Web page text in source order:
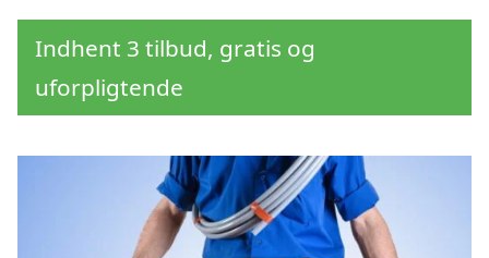
Indhent 3 tilbud, gratis og
uforpligtende